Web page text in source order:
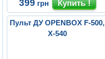
399 грн
Пульт ДУ OPENBOX F-500,
X-540